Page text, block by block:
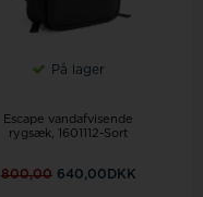
På lager
Escape vandafvisende
rygsæk, 1601112-Sort
800,00 640,00DKK